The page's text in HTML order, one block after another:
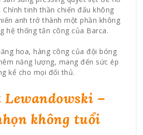
tinh thần chiến đấu không
anh trở thành một phần không
hệ thống tấn công của Barca.
hoa, hàng công của đội bóng
năng lượng, mang đến sức ép
kể cho mọi đối thủ.
Lewandowski –
không tuổi